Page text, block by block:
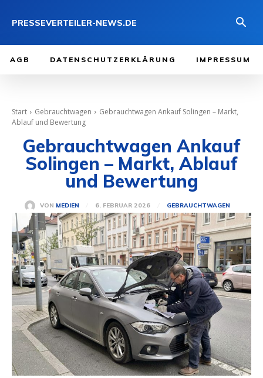
PRESSEVERTEILER-NEWS.DE
AGB DATENSCHUTZERKLÄRUNG IMPRESSUM
Start Gebrauchtwagen
Gebrauchtwagen Ankauf Solingen – Markt,
Ablauf und Bewertung
Gebrauchtwagen Ankauf
Solingen – Markt, Ablauf
und Bewertung
VON MEDIEN 6. FEBRUAR 2026 GEBRAUCHTWAGEN